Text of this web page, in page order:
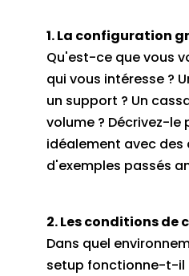
1. La configuration
Qu'est-ce que vous
qui vous intéresse ?
un support ? Un
volume ? Décrivez-le
idéalement avec
d'exemples passés
2. Les conditions de
Dans quel
setup fonctionne-t-il